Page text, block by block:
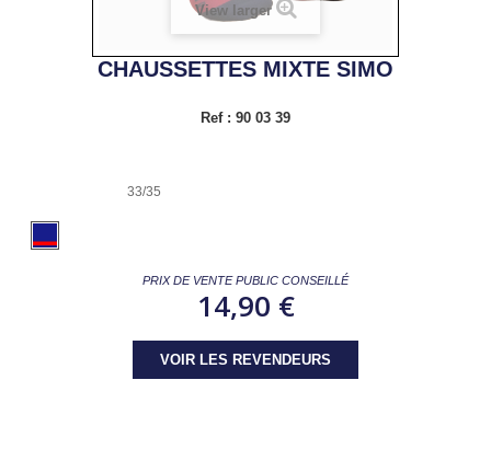
View larger
CHAUSSETTES MIXTE SIMO
Ref : 90 03 39
33/35
PRIX DE VENTE PUBLIC CONSEILLÉ
14,90 €
VOIR LES REVENDEURS